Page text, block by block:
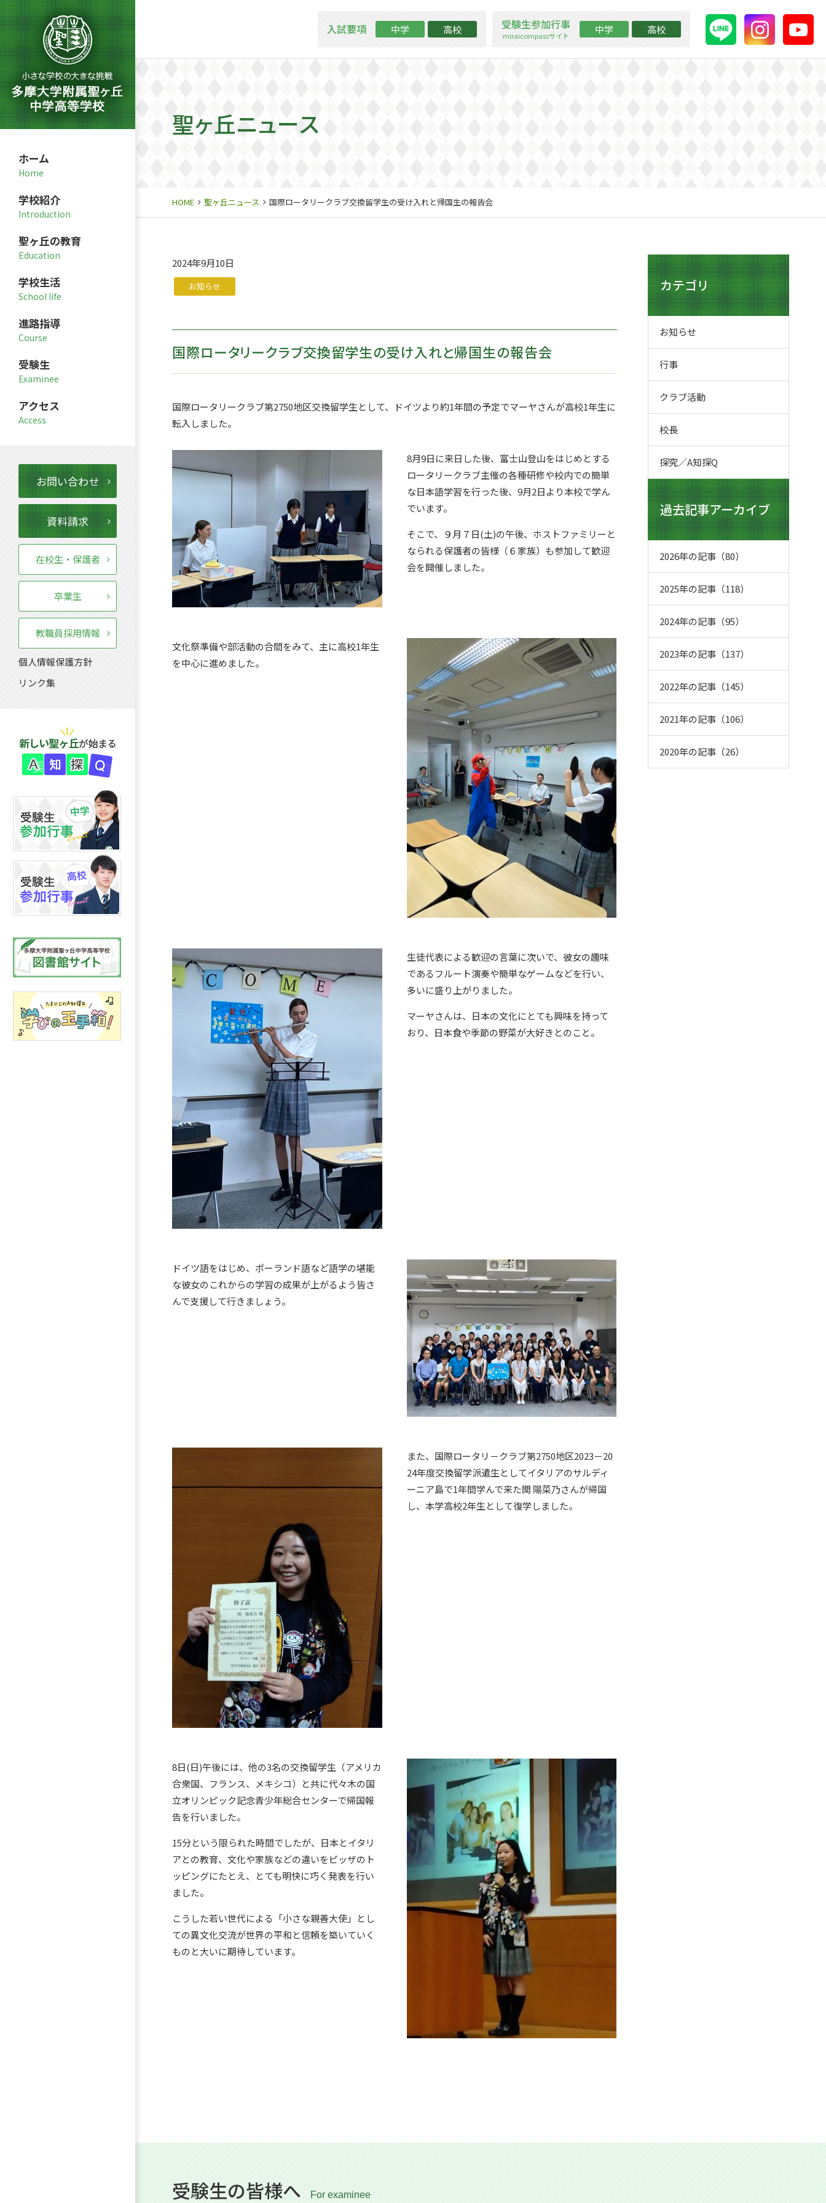
ホーム
学校紹介
聖ヶ丘の教育
学校生活
進路指導
受験生
アクセス
お問い合わせ
資料請求
在校生・保護者
卒業生
教職員採用情報
個人情報保護方針
リンク集
入試要項 中学 高校 受験生参加行事
miraicompassサイト 中学 高校
聖ヶ丘ニュース
HOME 聖ヶ丘ニュース 国際ロータリークラブ交換留学生の受け入れと帰国生の報告会
2024年9月10日
お知らせ
国際ロータリークラブ交換留学生の受け入れと帰国生の報告会
国際ロータリークラブ第2750地区交換留学生として、 ドイツより約1年間の予定でマーヤさんが高校1年生に
転入しました。
8月9日に来日した後、富士山登山をはじめとする
ロータリークラブ主催の各種研修や校内での簡単
な日本語学習を行った後、9月2日より本校で学ん
でいます。
そこで、９月７日(土)の午後、ホストファミリーと
なられる保護者の皆様（６家族）も参加して歓迎
会を開催しました。
文化祭準備や部活動の合間をみて、 主に高校1年生
を中心に進めました。
生徒代表による歓迎の言葉に次いで、彼女の趣味
であるフルート演奏や簡単なゲームなどを行い、
多いに盛り上がりました。
マーヤさんは、日本の文化にとても興味を持って
おり、日本食や季節の野菜が大好きとのこと。
ドイツ語をはじめ、ポーランド語など語学の堪能
な彼女のこれからの学習の成果が上がるよう皆さ
んで支援して行きましょう。
また、国際ロータリ－クラブ第2750地区2023－20
24年度交換留学派遣生としてイタリアのサルディ
ーニア島で1年間学んで来た関 陽菜乃さんが帰国
し、本学高校2年生として復学しました。
8日(日)午後には、他の3名の交換留学生（アメリカ
合衆国、フランス、メキシコ）と共に代々木の国
立オリンピック記念青少年総合センターで帰国報
告を行いました。
15分という限られた時間でしたが、日本とイタリ
アとの教育、文化や家族などの違いをピッザのト
ッピングにたとえ、とても明快に巧く発表を行い
ました。
こうした若い世代による「小さな親善大使」とし
ての異文化交流が世界の平和と信頼を築いていく
ものと大いに期待しています。
カテゴリ
お知らせ
行事
クラブ活動
校長
探究／A知探Q
過去記事アーカイブ
2026年の記事（80）
2025年の記事（118）
2024年の記事（95）
2023年の記事（137）
2022年の記事（145）
2021年の記事（106）
2020年の記事（26）
受験生の皆様へ